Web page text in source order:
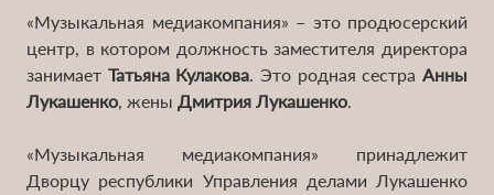
«Музыкальная медиакомпания» – это продюсерский
центр, в котором должность заместителя директора
занимает Татьяна Кулакова. Это родная сестраАнны
Лукашенко, жены Дмитрия Лукашенко.
«Музыкальная медиакомпания» принадлежит
Дворцу республики Управления делами Лукашенко